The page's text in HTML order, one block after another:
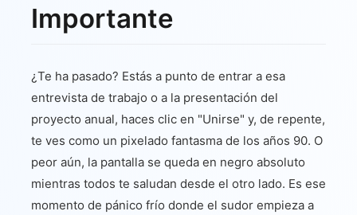
Importante
¿Te ha pasado? Estás a punto de entrar a esa
entrevista de trabajo o a la presentación del
proyecto anual, haces clic en "Unirse" y, de repente,
te ves como un pixelado fantasma de los años 90. O
peor aún, la pantalla se queda en negro absoluto
mientras todos te saludan desde el otro lado. Es ese
momento de pánico frío donde el sudor empieza a